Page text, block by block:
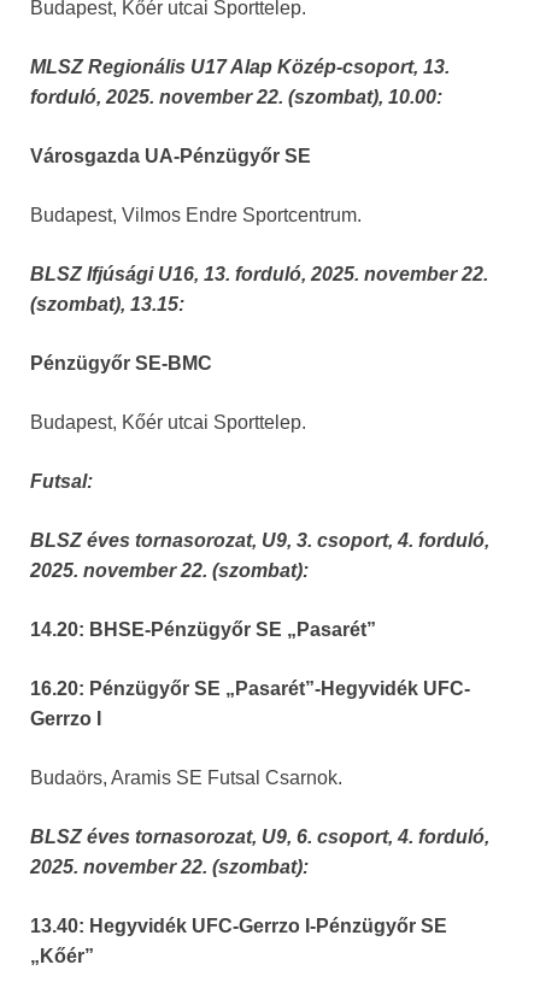
Budapest, Kőér utcai Sporttelep.
MLSZ Regionális U17 Alap Közép-csoport, 13.
forduló, 2025. november 22. (szombat), 10.00:
Városgazda UA-Pénzügyőr SE
Budapest, Vilmos Endre Sportcentrum.
BLSZ Ifjúsági U16, 13. forduló, 2025. november 22.
(szombat), 13.15:
Pénzügyőr SE-BMC
Budapest, Kőér utcai Sporttelep.
Futsal:
BLSZ éves tornasorozat, U9, 3. csoport, 4. forduló,
2025. november 22. (szombat):
14.20: BHSE-Pénzügyőr SE „Pasarét”
16.20: Pénzügyőr SE „Pasarét”-Hegyvidék UFC-
Gerrzo I
Budaörs, Aramis SE Futsal Csarnok.
BLSZ éves tornasorozat, U9, 6. csoport, 4. forduló,
2025. november 22. (szombat):
13.40: Hegyvidék UFC-Gerrzo I-Pénzügyőr SE
„Kőér”